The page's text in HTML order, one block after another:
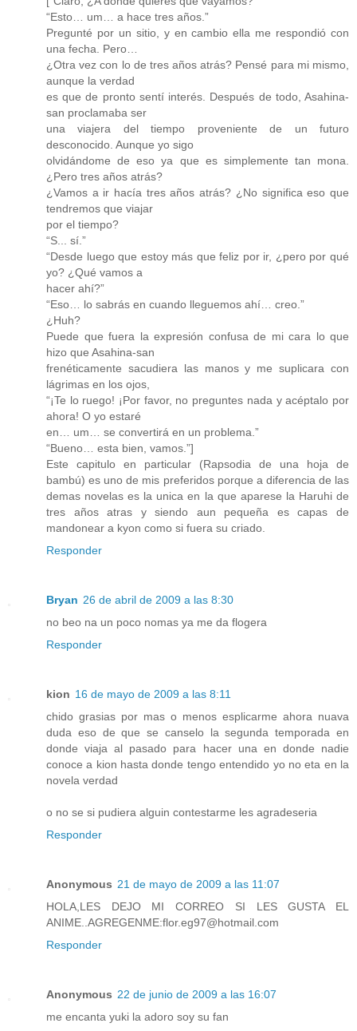
“Esto… um… a hace tres años.”
Pregunté por un sitio, y en cambio ella me respondió con
una fecha. Pero…
¿Otra vez con lo de tres años atrás? Pensé para mi mismo,
aunque la verdad
es que de pronto sentí interés. Después de todo, Asahina-
san proclamaba ser
una viajera del tiempo proveniente de un futuro
desconocido. Aunque yo sigo
olvidándome de eso ya que es simplemente tan mona.
¿Pero tres años atrás?
¿Vamos a ir hacía tres años atrás? ¿No significa eso que
tendremos que viajar
por el tiempo?
“S... sí.”
“Desde luego que estoy más que feliz por ir, ¿pero por qué
yo? ¿Qué vamos a
hacer ahí?”
“Eso… lo sabrás en cuando lleguemos ahí… creo.”
¿Huh?
Puede que fuera la expresión confusa de mi cara lo que
hizo que Asahina-san
frenéticamente sacudiera las manos y me suplicara con
lágrimas en los ojos,
“¡Te lo ruego! ¡Por favor, no preguntes nada y acéptalo por
ahora! O yo estaré
en… um… se convertirá en un problema.”
“Bueno… esta bien, vamos.”]
Este capitulo en particular (Rapsodia de una hoja de
bambú) es uno de mis preferidos porque a diferencia de las
demas novelas es la unica en la que aparese la Haruhi de
tres años atras y siendo aun pequeña es capas de
mandonear a kyon como si fuera su criado.
Responder
Bryan 26 de abril de 2009 a las 8:30
no beo na un poco nomas ya me da flogera
Responder
kion 16 de mayo de 2009 a las 8:11
chido grasias por mas o menos esplicarme ahora nuava
duda eso de que se canselo la segunda temporada en
donde viaja al pasado para hacer una en donde nadie
conoce a kion hasta donde tengo entendido yo no eta en la
novela verdad
o no se si pudiera alguin contestarme les agradeseria
Responder
Anonymous 21 de mayo de 2009 a las 11:07
HOLA,LES DEJO MI CORREO SI LES GUSTA EL
ANIME..AGREGENME:flor.eg97@hotmail.com
Responder
Anonymous 22 de junio de 2009 a las 16:07
me encanta yuki la adoro soy su fan